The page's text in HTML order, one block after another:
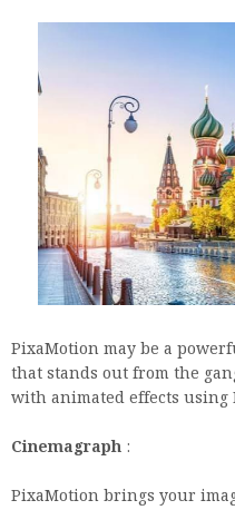
PixaMotion may be a
that stands out from the
with animated effects using
Cinemagraph :
PixaMotion brings your